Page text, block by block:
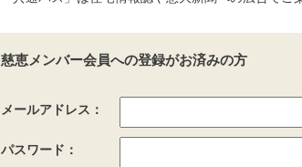
慈恵メンバー会員への登録がお済みの方
メールアドレス：
パスワード：